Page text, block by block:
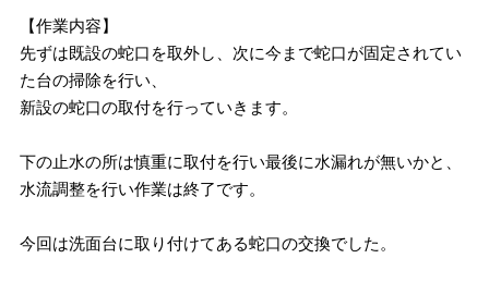
【作業内容】
先ずは既設の蛇口を取外し、次に今まで蛇口が固定されてい
た台の掃除を行い、
新設の蛇口の取付を行っていきます。
下の止水の所は慎重に取付を行い最後に水漏れが無いかと、
水流調整を行い作業は終了です。
今回は洗面台に取り付けてある蛇口の交換でした。